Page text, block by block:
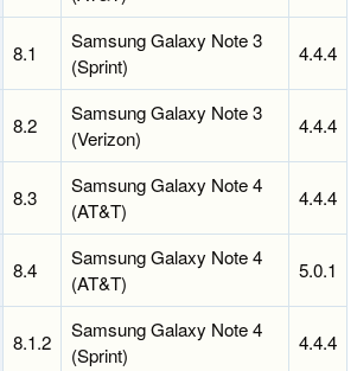
8.1
Samsung Galaxy Note 3
(Sprint)
4.4.4
8.2
Samsung Galaxy Note 3
(Verizon)
4.4.4
8.3
Samsung Galaxy Note 4
(AT&T)
4.4.4
8.4
Samsung Galaxy Note 4
(AT&T)
5.0.1
8.1.2
Samsung Galaxy Note 4
(Sprint)
4.4.4